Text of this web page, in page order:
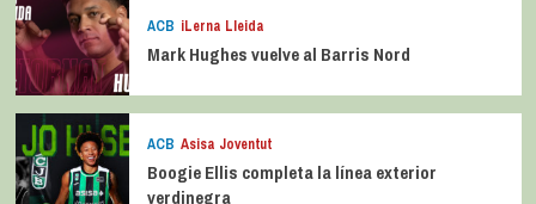
ACB iLerna Lleida
Mark Hughes vuelve al Barris Nord
ACB Asisa Joventut
Boogie Ellis completa la línea exterior
verdinegra